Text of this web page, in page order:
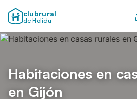
clubrural
de Holidu
Habitaciones en
en Gijón